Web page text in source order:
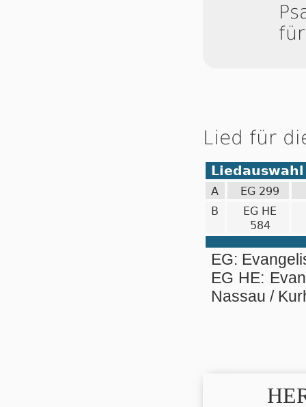
Lied für
Liedauswahl
A
EG 299
B
EG HE
584
EG:
EG HE:
Nassau /